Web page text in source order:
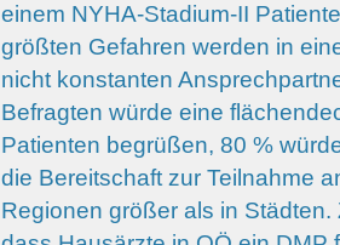
einem NYHA-Stadium-II
größten Gefahren werden in
nicht konstanten
Befragten würde eine
Patienten begrüßen, 80 %
die Bereitschaft zur Teilnahme
Regionen größer als in